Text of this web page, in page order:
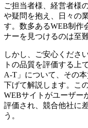
ご担当者様、経営者様
や疑問を抱え、日々の
す。数多あるWEB制作
ナーを見つけるのは至
しかし、ご安心くださ
トの品質を評価する上
A-T」について、その
下げて解説します。こ
WEBサイトがユーザー
評価され、競合他社に
う。